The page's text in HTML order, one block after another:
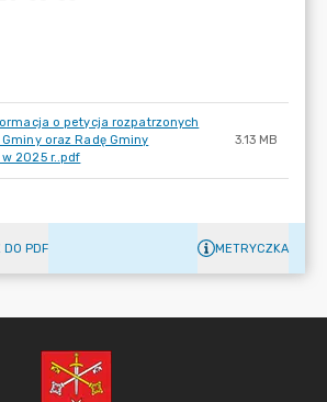
o petycja rozpatrzonych
oraz Radę Gminy
2025 r..pdf
3.13 MB
DO PDF METRYCZKA